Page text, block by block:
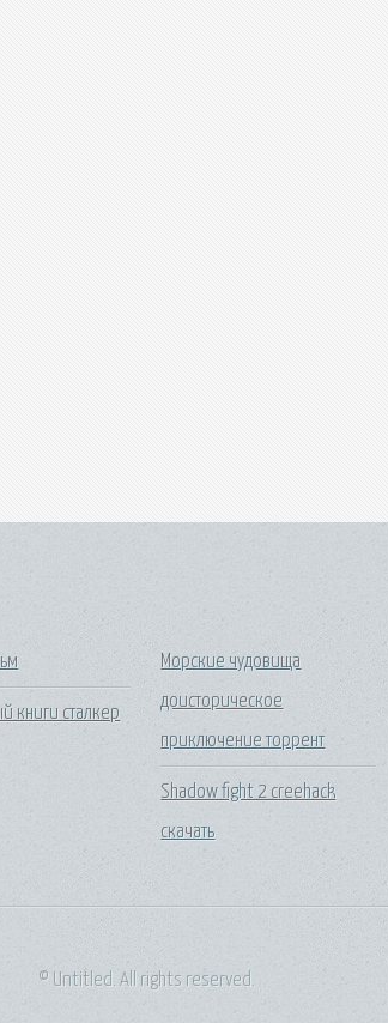
книги сталкер
Морские чудовища
доисторическое
приключение торрент
Shadow fight 2 creehack
скачать
© Untitled. All rights reserved.